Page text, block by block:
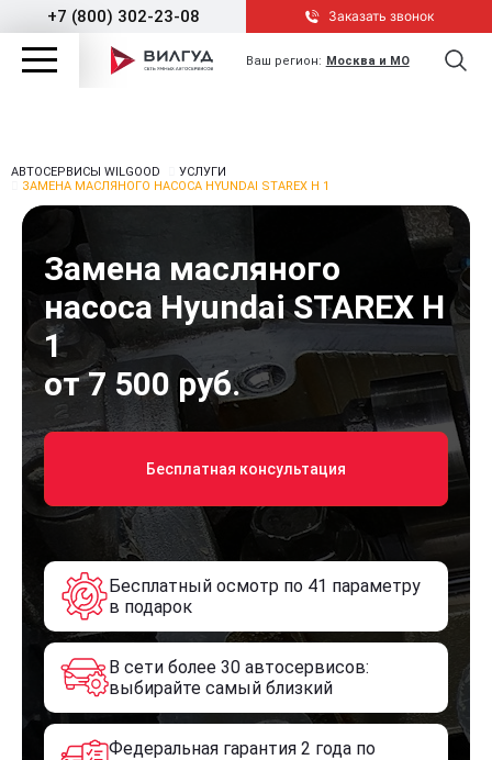
+7 (800) 302-23-08 Заказать звонок
Ваш регион: Москва и МО
АВТОСЕРВИСЫ WILGOOD
УСЛУГИ
ЗАМЕНА МАСЛЯНОГО НАСОСА HYUNDAI STAREX H 1
Замена масляного
насоса Hyundai STAREX H
1
от 7 500 руб.
Бесплатная консультация
Бесплатный осмотр по 41 параметру
в подарок
В сети более 30 автосервисов:
выбирайте самый близкий
Федеральная гарантия 2 года по